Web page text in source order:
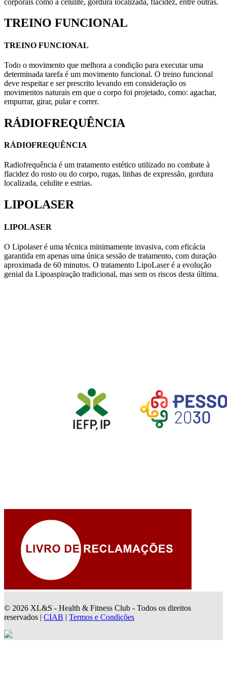
TREINO FUNCIONAL
TREINO FUNCIONAL
Todo o movimento que melhora a condição para executar uma
determinada tarefa é um movimento funcional. O treino funcional
deve respeitar e ser prescrito levando em consideração os
movimentos naturais em que o corpo foi projetado, como: agachar,
empurrar, girar, pular e correr.
RÁDIOFREQUÊNCIA
RÁDIOFREQUÊNCIA
Radiofrequência é um tratamento estético utilizado no combate à
flacidez do rosto ou do corpo, rugas, linhas de expressão, gordura
localizada, celulite e estrias.
LIPOLASER
LIPOLASER
O Lipolaser é uma técnica minimamente invasiva, com eficácia
garantida em apenas uma única sessão de tratamento, com duração
aproximada de 60 minutos. O tratamento LipoLaser é a evolução
genial da Lipoaspiração tradicional, mas sem os riscos desta última.
© 2026 XL&S - Health & Fitness Club - Todos os direitos
reservados | CIAB | Termos e Condições